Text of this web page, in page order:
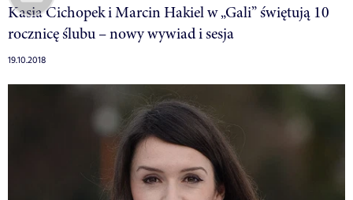
Kasia Cichopek i Marcin Hakiel w „Gali” świętują 10
rocznicę ślubu – nowy wywiad i sesja
19.10.2018